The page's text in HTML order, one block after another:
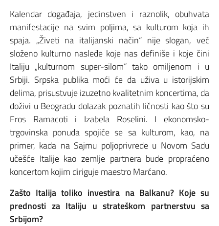
Kalendar događaja, jedinstven i raznolik, obuhvata
manifestacije na svim poljima, sa kulturom koja ih
spaja. „Živeti na italijanski način“ nije slogan, već
složeno kulturno nasleđe koje nas definiše i koje čini
Italiju „kulturnom super-silom“ tako omiljenom i u
Srbiji. Srpska publika moći će da uživa u istorijskim
delima, prisustvuje izuzetno kvalitetnim koncertima, da
doživi u Beogradu dolazak poznatih ličnosti kao što su
Eros Ramacoti i Izabela Roselini. I ekonomsko-
trgovinska ponuda spojiće se sa kulturom, kao, na
primer, kada na Sajmu poljoprivrede u Novom Sadu
učešće Italije kao zemlje partnera bude propraćeno
koncertom kojim diriguje maestro Marćano.
Zašto Italija toliko investira na Balkanu? Koje su
prednosti za Italiju u strateškom partnerstvu sa
Srbijom?